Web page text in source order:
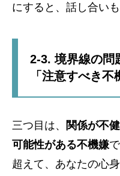
にすると、話し合い
2-3. 境界線の問
「注意すべき不
三つ目は、 関係が不
可能性がある不機嫌
超えて、あなたの心